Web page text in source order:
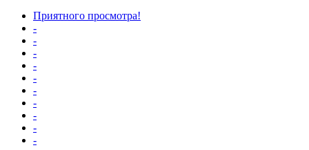
Приятного просмотра!
-
-
-
-
-
-
-
-
-
-